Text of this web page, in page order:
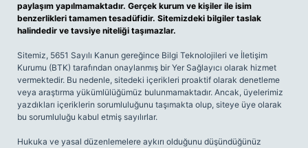
paylaşım yapılmamaktadır. Gerçek kurum ve kişiler ile isim
benzerlikleri tamamen tesadüfidir. Sitemizdeki bilgiler taslak
halindedir ve tavsiye niteliği taşımazlar.
Sitemiz, 5651 Sayılı Kanun gereğince Bilgi Teknolojileri ve İletişim
Kurumu (BTK) tarafından onaylanmış bir Yer Sağlayıcı olarak hizmet
vermektedir. Bu nedenle, sitedeki içerikleri proaktif olarak denetleme
veya araştırma yükümlülüğümüz bulunmamaktadır. Ancak, üyelerimiz
yazdıkları içeriklerin sorumluluğunu taşımakta olup, siteye üye olarak
bu sorumluluğu kabul etmiş sayılırlar.
Hukuka ve yasal düzenlemelere aykırı olduğunu düşündüğünüz